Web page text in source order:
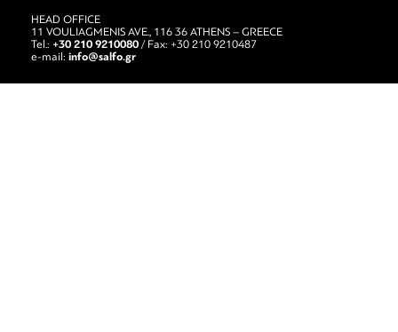
HEAD OFFICE
11 VOULIAGMENIS AVE., 116 36 ATHENS – GREECE
Tel.: +30 210 9210080 / Fax: +30 210 9210487
e-mail: info@salfo.gr